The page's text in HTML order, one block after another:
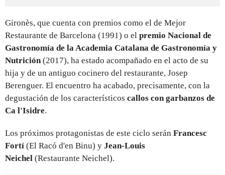
Gironès, que cuenta con premios como el de Mejor
Restaurante de Barcelona (1991) o el premio Nacional de
Gastronomía de la Academia Catalana de Gastronomía y
Nutrición (2017), ha estado acompañado en el acto de su
hija y de un antiguo cocinero del restaurante, Josep
Berenguer. El encuentro ha acabado, precisamente, con la
degustación de los característicos callos con garbanzos de
Ca l'Isidre.
Los próximos protagonistas de este ciclo serán Francesc
Fortí (El Racó d'en Binu) y Jean-Louis
Neichel (Restaurante Neichel).